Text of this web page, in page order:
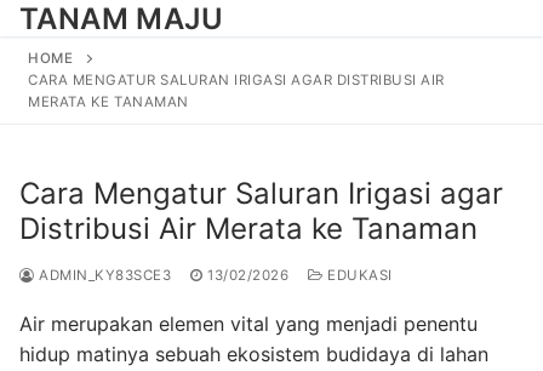
TANAM MAJU
HOME
CARA MENGATUR SALURAN IRIGASI AGAR DISTRIBUSI AIR
MERATA KE TANAMAN
Cara Mengatur Saluran Irigasi agar
Distribusi Air Merata ke Tanaman
ADMIN_KY83SCE3 13/02/2026 EDUKASI
Air merupakan elemen vital yang menjadi penentu
hidup matinya sebuah ekosistem budidaya di lahan